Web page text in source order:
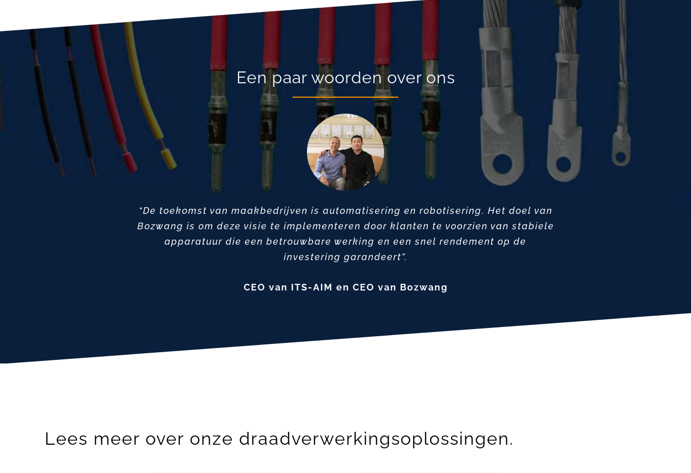
Een paar woorden over ons
“De toekomst van maakbedrijven is automatisering en robotisering. Het doel van
Bozwang is om deze visie te implementeren door klanten te voorzien van stabiele
apparatuur die een betrouwbare werking en een snel rendement op de
investering garandeert”.
CEO van ITS-AIM en CEO van Bozwang
Lees meer over onze draadverwerkingsoplossingen.